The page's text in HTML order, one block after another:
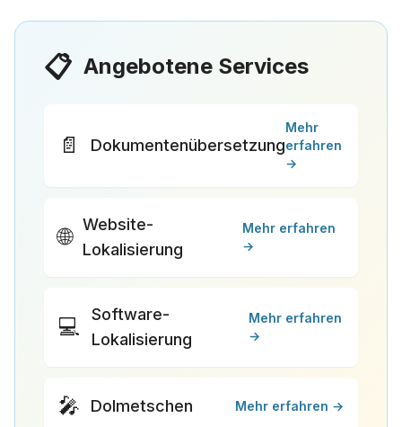
📋 Angebotene Services
📄 Dokumentenübersetzung
Mehr
erfahren
→
🌐 Website-
Lokalisierung
Mehr erfahren
→
💻
Software-
Lokalisierung
Mehr erfahren
→
🎤 Dolmetschen Mehr erfahren →